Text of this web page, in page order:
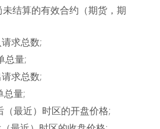
未结算的有效合约（期货，期
求总数;
总量;
求总数;
量;
最近）时区的开盘价格;